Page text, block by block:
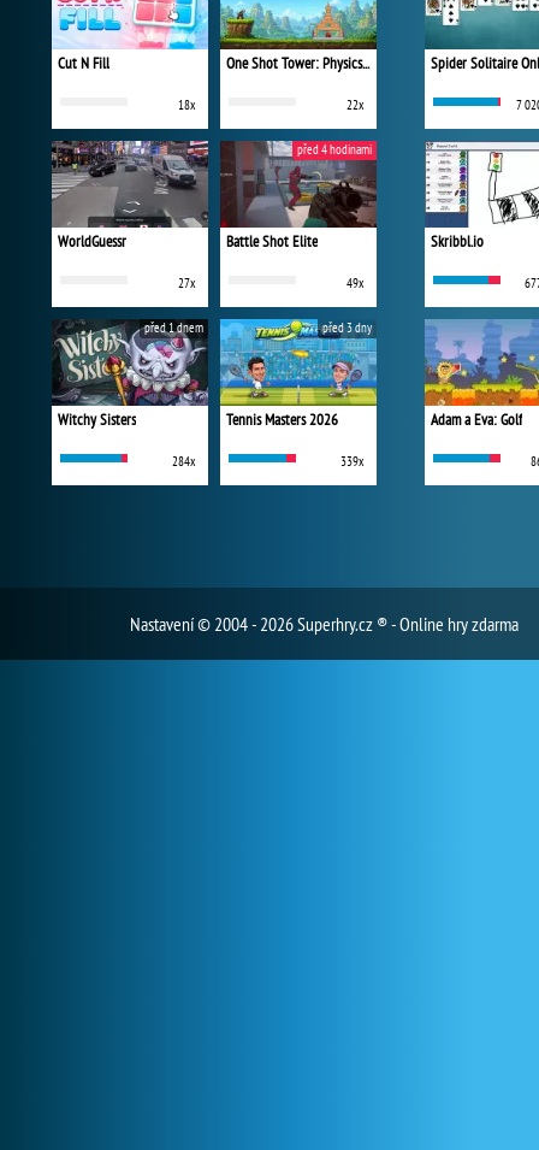
Cut N Fill
18x
One Shot Tower: Physics Destroyer
22x
WorldGuessr
27x
Battle Shot Elite
49x
před 4 hodinami
Witchy Sisters
284x
před 1 dnem
Tennis Masters 2026
339x
před 3 dny
Spider Solitaire
7
Skribbl.io
Adam a Eva: Golf
Nastavení© 2004 - 2026 Superhry.cz ® - Online hry zdarma